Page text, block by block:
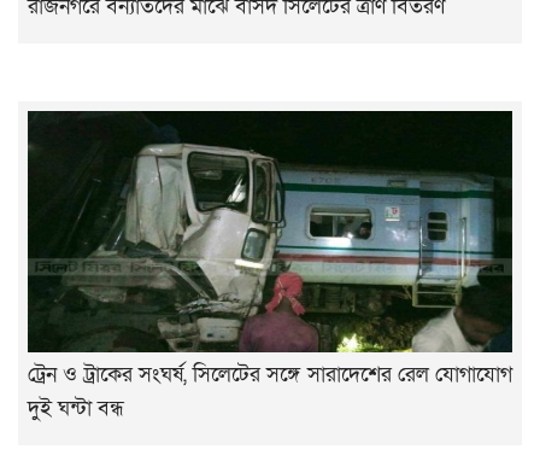
রাজনগরে বন্যার্তদের মাঝে বাসদ সিলেটের ত্রাণ বিতরণ
ট্রেন ও ট্রাকের সংঘর্ষ, সিলেটের সঙ্গে সারাদেশের রেল যোগাযোগ
দুই ঘন্টা বন্ধ